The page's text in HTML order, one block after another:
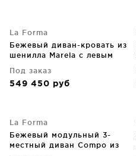
La Forma
Бежевый диван-кровать из
шенилла Marela с левым
CM
Под заказ
549 450 руб
La Forma
Бежевый модульный 3-
местный диван Compo из